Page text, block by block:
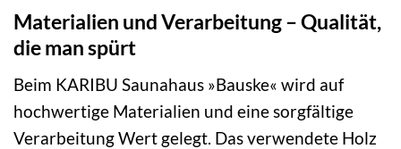
Materialien und Verarbeitung – Qualität,
die man spürt
Beim KARIBU Saunahaus »Bauske« wird auf
hochwertige Materialien und eine sorgfältige
Verarbeitung Wert gelegt. Das verwendete Holz